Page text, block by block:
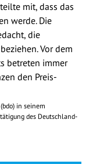
mit, dass das
werde. Die
die
Vor dem
betreten immer
den Preis-
in seinem
des Deutschland-